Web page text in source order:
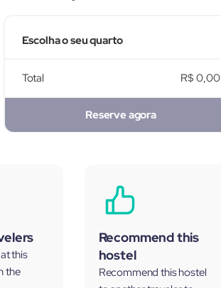
Escolha o seu quarto
Total R$ 0,00
Reserve agora
this
the
Recommend this
hostel
Recommend this hostel